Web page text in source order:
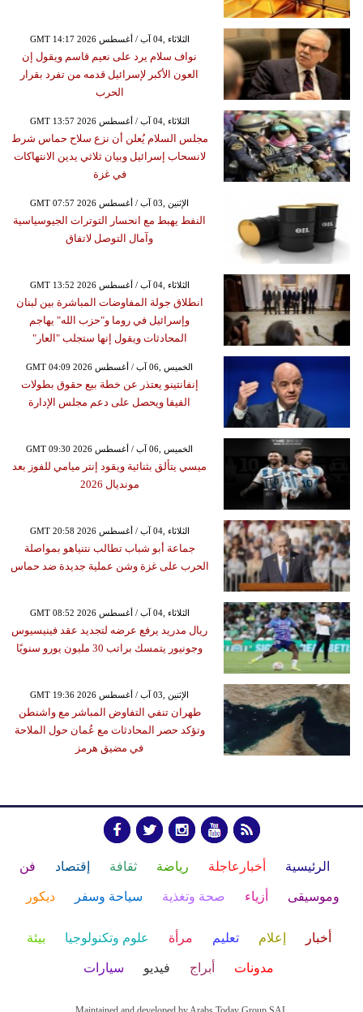
GMT 14:17 2026 الثلاثاء ,04 آب / أغسطس
نواف سلام يرد على نعيم قاسم ويقول إن
العون الأكبر لإسرائيل قدمه من تفرد بقرار
الحرب
GMT 13:57 2026 الثلاثاء ,04 آب / أغسطس
مجلس السلام يُعلن أن نزع سلاح حماس شرط
لانسحاب إسرائيل وبيان ثلاثي يدين الانتهاكات
في غزة
GMT 07:57 2026 الإثنين ,03 آب / أغسطس
النفط يهبط مع انحسار التوترات الجيوسياسية
وآمال التوصل لاتفاق
GMT 13:52 2026 الثلاثاء ,04 آب / أغسطس
انطلاق جولة المفاوضات المباشرة بين لبنان
وإسرائيل في روما و"حزب الله" يهاجم
المحادثات ويقول إنها ستجلب "العار"
GMT 04:09 2026 الخميس ,06 آب / أغسطس
إنفانتينو يعتذر عن خطة بيع حقوق بطولات
الفيفا ويحصل على دعم مجلس الإدارة
GMT 09:30 2026 الخميس ,06 آب / أغسطس
ميسي يتألق بثنائية ويقود إنتر ميامي للفوز بعد
مونديال 2026
GMT 20:58 2026 الثلاثاء ,04 آب / أغسطس
جماعة أبو شباب تطالب نتنياهو بمواصلة
الحرب على غزة وشن عملية جديدة ضد حماس
GMT 08:52 2026 الثلاثاء ,04 آب / أغسطس
ريال مدريد يرفع عرضه لتجديد عقد فينيسيوس
وجونيور يتمسك براتب 30 مليون يورو سنويًا
GMT 19:36 2026 الإثنين ,03 آب / أغسطس
طهران تنفي التفاوض المباشر مع واشنطن
وتؤكد حصر المحادثات مع عُمان حول الملاحة
في مضيق هرمز
الرئيسية أخبارعاجلة رياضة ثقافة إقتصاد فن
وموسيقى أزياء صحة وتغذية سياحة وسفر ديكور
أخبار إعلام تعليم مرأة علوم وتكنولوجيا بيئة
مدونات أبراج فيديو سيارات